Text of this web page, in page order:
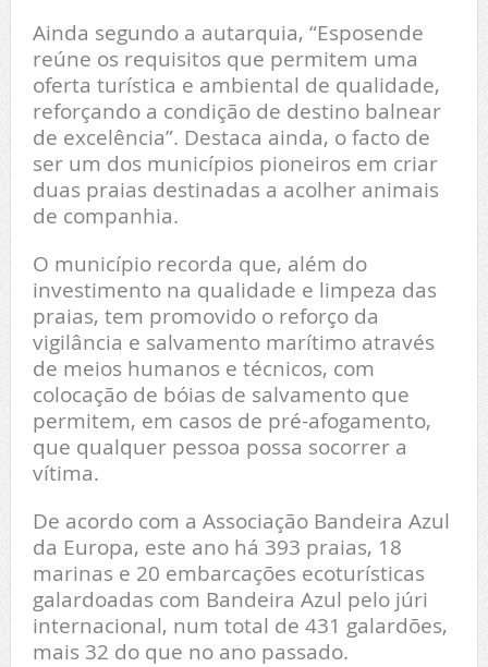
Ainda segundo a autarquia, “Esposende
reúne os requisitos que permitem uma
oferta turística e ambiental de qualidade,
reforçando a condição de destino balnear
de excelência”. Destaca ainda, o facto de
ser um dos municípios pioneiros em criar
duas praias destinadas a acolher animais
de companhia.
O município recorda que, além do
investimento na qualidade e limpeza das
praias, tem promovido o reforço da
vigilância e salvamento marítimo através
de meios humanos e técnicos, com
colocação de bóias de salvamento que
permitem, em casos de pré-afogamento,
que qualquer pessoa possa socorrer a
vítima.
De acordo com a Associação Bandeira Azul
da Europa, este ano há 393 praias, 18
marinas e 20 embarcações ecoturísticas
galardoadas com Bandeira Azul pelo júri
internacional, num total de 431 galardões,
mais 32 do que no ano passado.